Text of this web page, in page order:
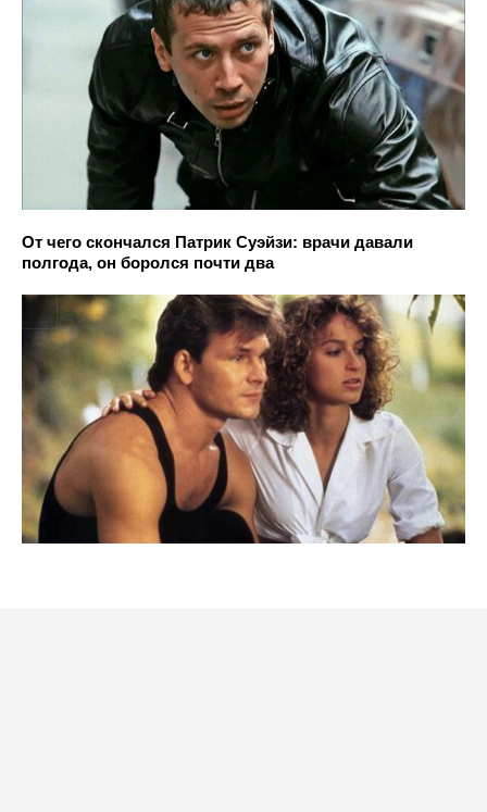
От чего скончался Патрик Суэйзи: врачи давали
полгода, он боролся почти два